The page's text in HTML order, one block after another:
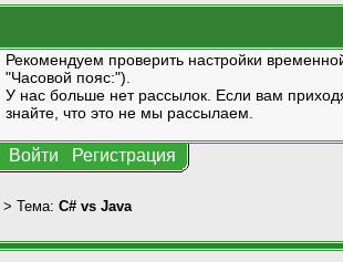
Рекомендуем проверить настройки
"Часовой пояс:").
У нас больше нет рассылок. Если вам
знайте, что это не мы рассылаем.
Войти Регистрация
> Тема: C# vs Java